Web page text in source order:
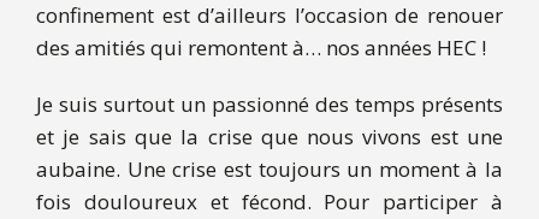
confinement est d’ailleurs l’occasion de renouer
des amitiés qui remontent à… nos années HEC !
Je suis surtout un passionné des temps présents
et je sais que la crise que nous vivons est une
aubaine. Une crise est toujours un moment à la
fois douloureux et fécond. Pour participer à